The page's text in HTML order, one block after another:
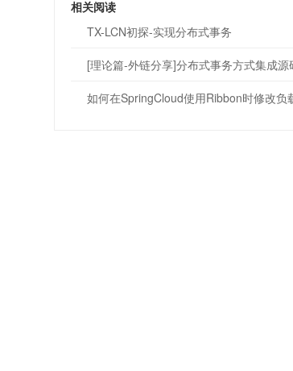
相关阅读
TX-LCN初探-实现分布式事务
[理论篇-外链分享]分布式事务方式集成
如何在SpringCloud使用Ribbon时修改负